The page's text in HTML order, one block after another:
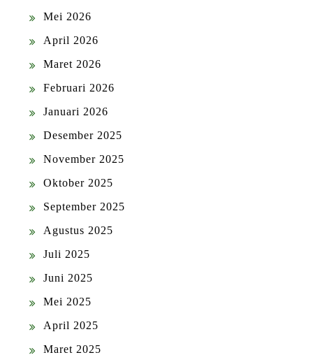
Mei 2026
April 2026
Maret 2026
Februari 2026
Januari 2026
Desember 2025
November 2025
Oktober 2025
September 2025
Agustus 2025
Juli 2025
Juni 2025
Mei 2025
April 2025
Maret 2025